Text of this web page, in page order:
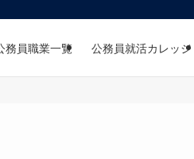
務員職業一覧 公務員就活カレッジ